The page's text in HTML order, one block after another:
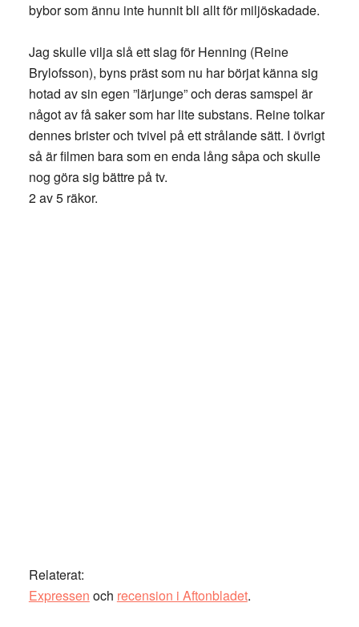
bybor som ännu inte hunnit bli allt för miljöskadade.
Jag skulle vilja slå ett slag för Henning (Reine
Brylofsson), byns präst som nu har börjat känna sig
hotad av sin egen ”lärjunge” och deras samspel är
något av få saker som har lite substans. Reine tolkar
dennes brister och tvivel på ett strålande sätt. I övrigt
så är filmen bara som en enda lång såpa och skulle
nog göra sig bättre på tv.
2 av 5 räkor.
Relaterat:
Expressen och recension i Aftonbladet.